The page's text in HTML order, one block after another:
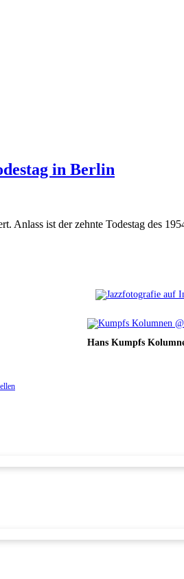
in Berlin
Anlass ist der zehnte Todestag des
Hans Kumpfs